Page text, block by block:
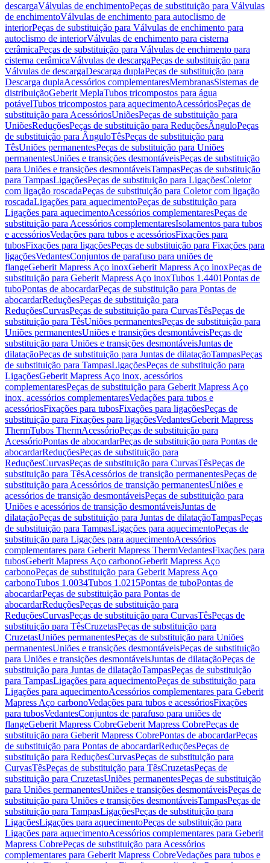
descargaVálvulas de enchimentoPeças de substituição para Válvulas
de enchimentoVálvulas de enchimento para autoclismo de
interiorPeças de substituição para Válvulas de enchimento para
autoclismo de interiorVálvulas de enchimento para cisterna
cerâmicaPeças de substituição para Válvulas de enchimento para
cisterna cerâmicaVálvulas de descargaPeças de substituição para
Válvulas de descargaDescarga duplaPeças de substituição para
Descarga duplaAcessórios complementaresMembranasSistemas de
distribuiçãoGeberit MeplaTubos tricompostos para água
potávelTubos tricompostos para aquecimentoAcessóriosPeças de
substituição para AcessóriosUniõesPeças de substituição para
UniõesReduçõesPeças de substituição para ReduçõesÂnguloPeças
de substituição para ÂnguloTêsPeças de substituição para
TêsUniões permanentesPeças de substituição para Uniões
permanentesUniões e transições desmontáveisPeças de substituição
para Uniões e transições desmontáveisTampasPeças de substituição
para TampasLigaçõesPeças de substituição para LigaçõesColetor
com ligação roscadaPeças de substituição para Coletor com ligação
roscadaLigações para aquecimentoPeças de substituição para
Ligações para aquecimentoAcessórios complementaresPeças de
substituição para Acessórios complementaresIsolamentos para tubos
e acessóriosVedações para tubos e acessóriosFixações para
tubosFixações para ligaçõesPeças de substituição para Fixações para
ligaçõesVedantesConjuntos de parafuso para uniões de
flangeGeberit Mapress Aço inoxGeberit Mapress Aço inoxPeças de
substituição para Geberit Mapress Aço inoxTubos 1.4401Pontas de
tuboPontas de abocardarPeças de substituição para Pontas de
abocardarReduçõesPeças de substituição para
ReduçõesCurvasPeças de substituição para CurvasTêsPeças de
substituição para TêsUniões permanentesPeças de substituição para
Uniões permanentesUniões e transições desmontáveisPeças de
substituição para Uniões e transições desmontáveisJuntas de
dilataçãoPeças de substituição para Juntas de dilataçãoTampasPeças
de substituição para TampasLigaçõesPeças de substituição para
LigaçõesGeberit Mapress Aço inox, acessórios
complementaresPeças de substituição para Geberit Mapress Aço
inox, acessórios complementaresVedações para tubos e
acessóriosFixações para tubosFixações para ligaçõesPeças de
substituição para Fixações para ligaçõesVedantesGeberit Mapress
ThermTubos ThermAcessórioPeças de substituição para
AcessórioPontas de abocardarPeças de substituição para Pontas de
abocardarReduçõesPeças de substituição para
ReduçõesCurvasPeças de substituição para CurvasTêsPeças de
substituição para TêsAcessórios de transição permanentesPeças de
substituição para Acessórios de transição permanentesUniões e
acessórios de transição desmontáveisPeças de substituição para
Uniões e acessórios de transição desmontáveisJuntas de
dilataçãoPeças de substituição para Juntas de dilataçãoTampasPeças
de substituição para TampasLigações para aquecimentoPeças de
substituição para Ligações para aquecimentoAcessórios
complementares para Geberit Mapress ThermVedantesFixações para
tubosGeberit Mapress Aço carbonoGeberit Mapress Aço
carbonoPeças de substituição para Geberit Mapress Aço
carbonoTubos 1.0034Tubos 1.0215Pontas de tuboPontas de
abocardarPeças de substituição para Pontas de
abocardarReduçõesPeças de substituição para
ReduçõesCurvasPeças de substituição para CurvasTêsPeças de
substituição para TêsCruzetasPeças de substituição para
CruzetasUniões permanentesPeças de substituição para Uniões
permanentesUniões e transições desmontáveisPeças de substituição
para Uniões e transições desmontáveisJuntas de dilataçãoPeças de
substituição para Juntas de dilataçãoTampasPeças de substituição
para TampasLigações para aquecimentoPeças de substituição para
Ligações para aquecimentoAcessórios complementares para Geberit
Mapress Aço carbonoVedações para tubos e acessóriosFixações
para tubosVedantesConjuntos de parafuso para uniões de
flangeGeberit Mapress CobreGeberit Mapress CobrePeças de
substituição para Geberit Mapress CobrePontas de abocardarPeças
de substituição para Pontas de abocardarReduçõesPeças de
substituição para ReduçõesCurvasPeças de substituição para
CurvasTêsPeças de substituição para TêsCruzetasPeças de
substituição para CruzetasUniões permanentesPeças de substituição
para Uniões permanentesUniões e transições desmontáveisPeças de
substituição para Uniões e transições desmontáveisTampasPeças de
substituição para TampasLigaçõesPeças de substituição para
LigaçõesLigações para aquecimentoPeças de substituição para
Ligações para aquecimentoAcessórios complementares para Geberit
Mapress CobrePeças de substituição para Acessórios
complementares para Geberit Mapress CobreVedações para tubos e